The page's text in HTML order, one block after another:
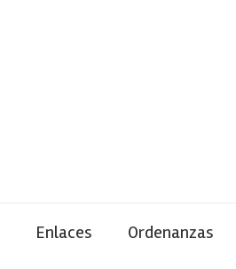
Enlaces Ordenanzas